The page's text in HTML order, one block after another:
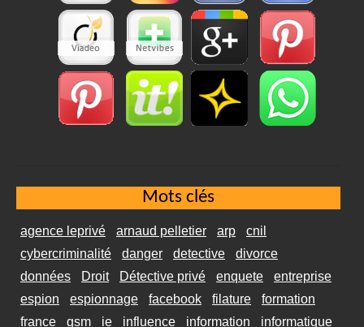
Mots clés
agence leprivé arnaud pelletier arp
cnil
cybercriminalité
danger detective
divorce
données
Droit Détective privé enquete
entreprise
espion
espionnage facebook filature
formation
france
gsm ie influence information informatique